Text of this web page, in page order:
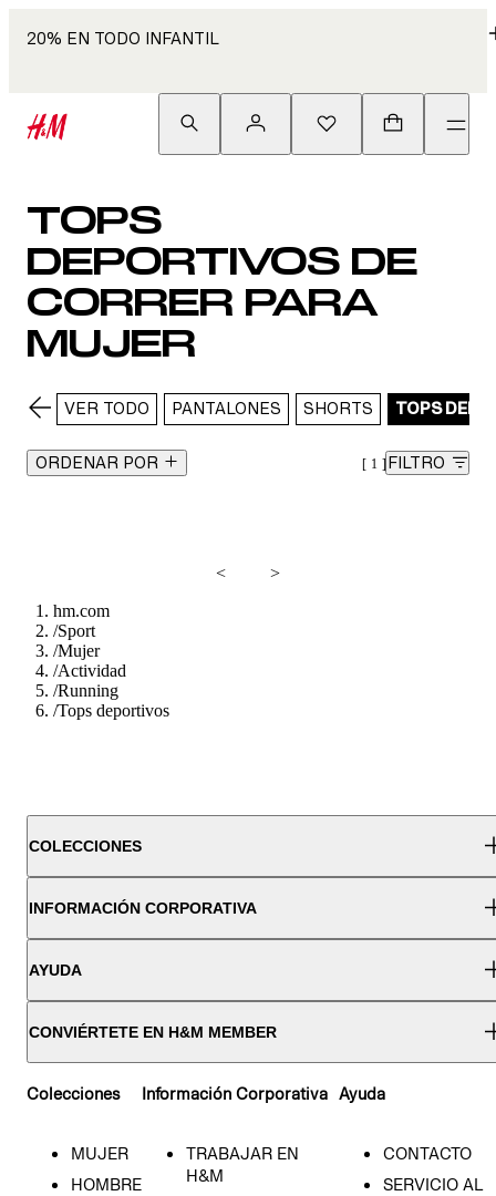
20% EN TODO INFANTIL
TOPS
DEPORTIVOS DE
CORRER PARA
MUJER
VER TODO PANTALONES SHORTS TOPS
ORDENAR POR 1 FILTRO
<
>
hm.com
/Sport
/Mujer
/Actividad
/Running
/Tops deportivos
COLECCIONES
INFORMACIÓN CORPORATIVA
AYUDA
CONVIÉRTETE EN H&M MEMBER
Colecciones
MUJER
HOMBRE
Información Corporativa
TRABAJAR EN
H&M
Ayuda
CONTACTO
SERVICIO AL